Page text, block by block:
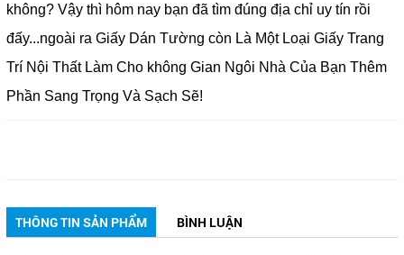
không? Vậy thì hôm nay bạn đã tìm đúng địa chỉ uy tín rồi
đấy...ngoài ra Giấy Dán Tường còn Là Một Loại Giấy Trang
Trí Nội Thất Làm Cho không Gian Ngôi Nhà Của Bạn Thêm
Phần Sang Trọng Và Sạch Sẽ!
THÔNG TIN SẢN PHẨM BÌNH LUẬN